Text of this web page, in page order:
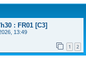
: FR01 [C3]
13:49
1 2